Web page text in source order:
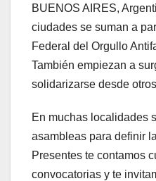
BUENOS AIRES,
ciudades se suman a
Federal del Orgullo
También empiezan a
solidarizarse desde
En muchas localidades
asambleas para definir
Presentes te contamos
convocatorias y te